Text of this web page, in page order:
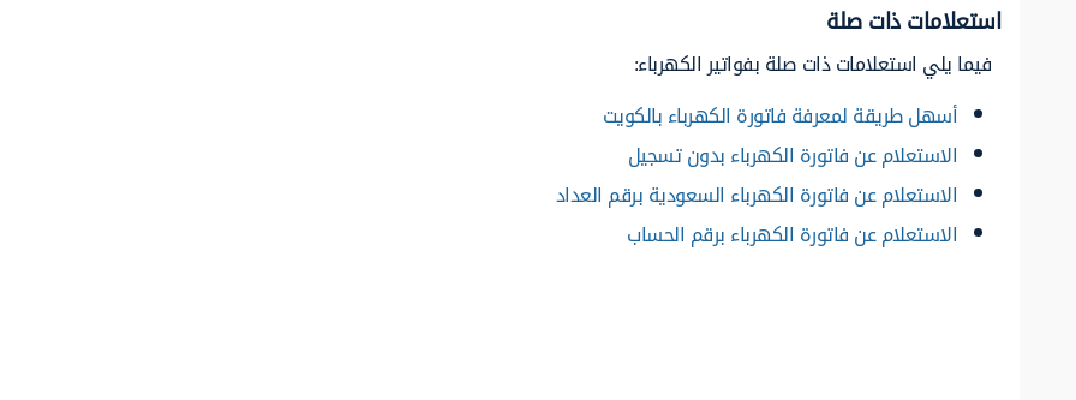
استعلامات ذات صلة
فيما يلي استعلامات ذات صلة بفواتير الكهرباء:
أسهل طريقة لمعرفة فاتورة الكهرباء بالكويت
الاستعلام عن فاتورة الكهرباء بدون تسجيل
الاستعلام عن فاتورة الكهرباء السعودية برقم العداد
الاستعلام عن فاتورة الكهرباء برقم الحساب